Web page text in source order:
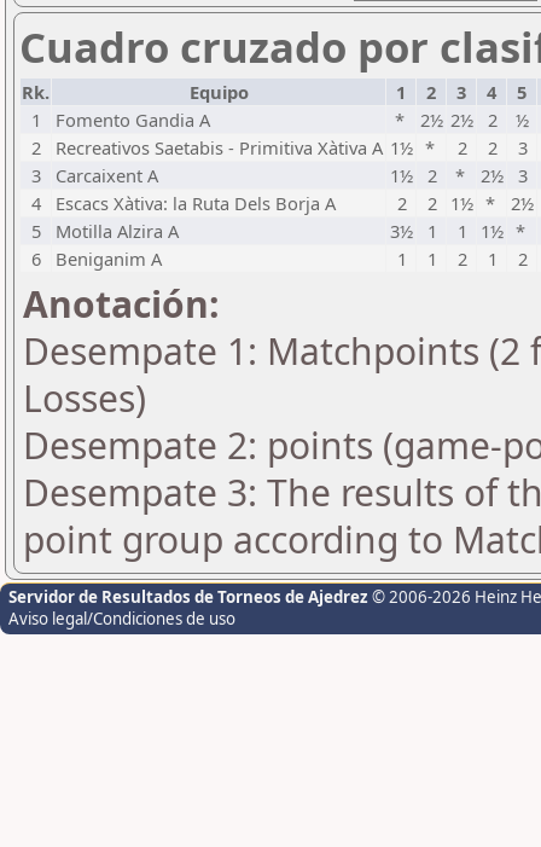
Cuadro cruzado por
Rk. Equipo 1 2 3 4
5
1
Fomento Gandia A * 2½ 2½ 2
½
2
Recreativos Saetabis - Primitiva Xàtiva A 1½ * 2 2
3
3
Carcaixent A 1½ 2 * 2½ 3
4
Escacs Xàtiva: la Ruta Dels Borja A 2 2 1½ *
2½
5
Motilla Alzira A 3½ 1 1 1½ *
6
Beniganim A 1 1 2 1 2
Anotación:
Desempate 1: Matchpoints
Losses)
Desempate 2: points (game-
Desempate 3: The results of
point group according to
Servidor de Resultados de Torneos de Ajedrez © 2006-2026 Heinz
Aviso legal/Condiciones de uso